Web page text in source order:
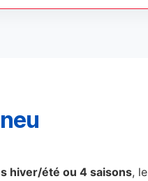
hiver/été ou 4 saisons, le